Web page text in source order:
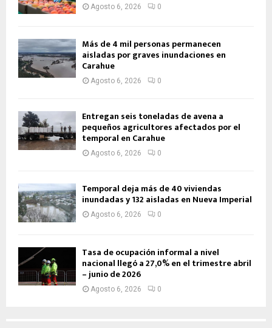
Agosto 6, 2026 0
Más de 4 mil personas permanecen
aisladas por graves inundaciones en
Carahue
Agosto 6, 2026 0
Entregan seis toneladas de avena a
pequeños agricultores afectados por el
temporal en Carahue
Agosto 6, 2026 0
Temporal deja más de 40 viviendas
inundadas y 132 aisladas en Nueva Imperial
Agosto 6, 2026 0
Tasa de ocupación informal a nivel
nacional llegó a 27,0% en el trimestre abril
– junio de 2026
Agosto 6, 2026 0